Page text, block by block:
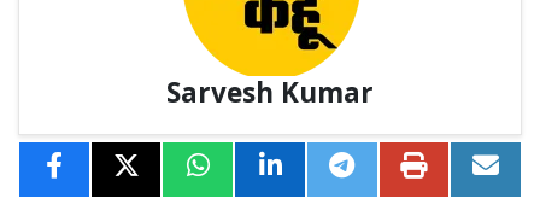
Sarvesh Kumar